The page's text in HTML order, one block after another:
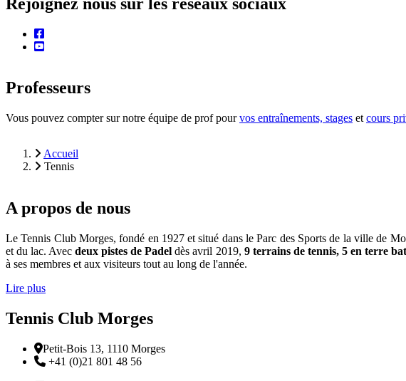
facebook
youtube
Professeurs
Vous pouvez compter sur notre équipe de prof pourvos entraînements, stages et cours
Fil
Accueil
Tennis
A propos de nous
Le Tennis Club Morges, fondé en 1927 et situé dans le Parc des Sports de la ville de
et du lac. Avecdeux pistes de Padeldès avril 2019, 9 terrains de tennis, 5 en terre
à ses membres et aux visiteurs tout au long de l'année.
Lire plus
Tennis Club Morges
Adresse
Petit-Bois 13, 1110 Morges
Téléphone:
+41 (0)21 801 48 56